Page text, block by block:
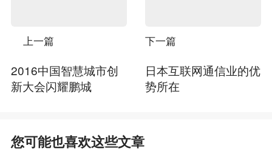
上一篇
2016中国智慧城市创
新大会闪耀鹏城
下一篇
日本互联网通信业的优
势所在
您可能也喜欢这些文章